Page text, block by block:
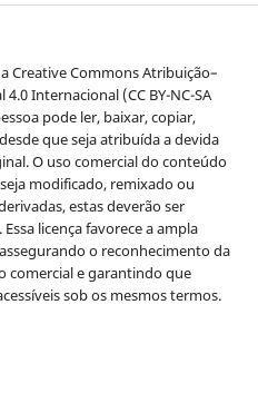
Creative Commons Atribuição–
Internacional (CC BY-NC-SA
pode ler, baixar, copiar,
que seja atribuída a devida
O uso comercial do conteúdo
modificado, remixado ou
estas deverão ser
licença favorece a ampla
o reconhecimento da
comercial e garantindo que
sob os mesmos termos.